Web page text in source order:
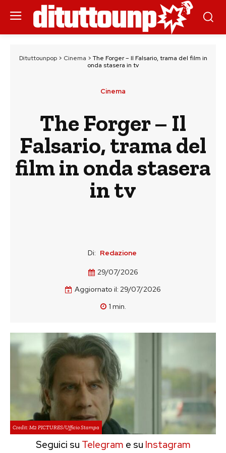
Dituttounpop> Cinema > The Forger – Il Falsario, trama del film in
onda stasera in tv
Cinema
The Forger – Il
Falsario, trama del
film in onda stasera
in tv
Di: Redazione
29/07/2026
Aggiornato il: 29/07/2026
1 min.
Credit: M2 PICTURES/Ufficio Stampa
Seguici su Telegram e su Instagram